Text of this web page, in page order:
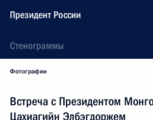
Президент России
Стенограммы
Фотографии
Встреча с Президентом
Цахиагийн Элбэгдоржем